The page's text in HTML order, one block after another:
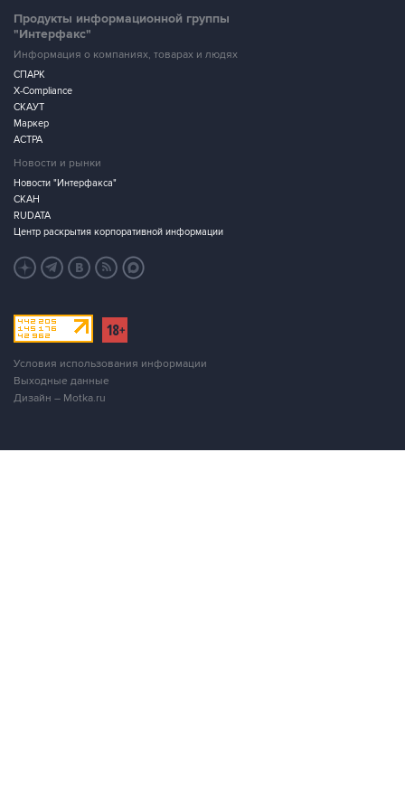
Информация о компаниях, товарах и людях
СПАРК
X-Compliance
СКАУТ
Маркер
АСТРА
Новости и рынки
Новости "Интерфакса"
СКАН
RUDATA
Центр раскрытия корпоративной информации
Условия использования информации
Выходные данные
Дизайн – Motka.ru